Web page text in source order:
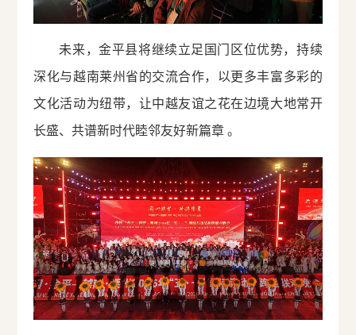
未来，金平县将继续立足国门区位优势，持续
深化与越南莱州省的交流合作，以更多丰富多彩的
文化活动为纽带，让中越友谊之花在边境大地常开
长盛、共谱新时代睦邻友好新篇章 。